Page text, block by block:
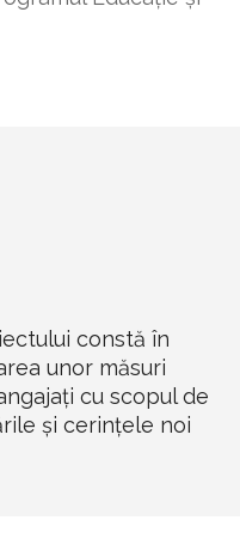
constă în
unor măsuri
cu scopul de
și cerințele noi